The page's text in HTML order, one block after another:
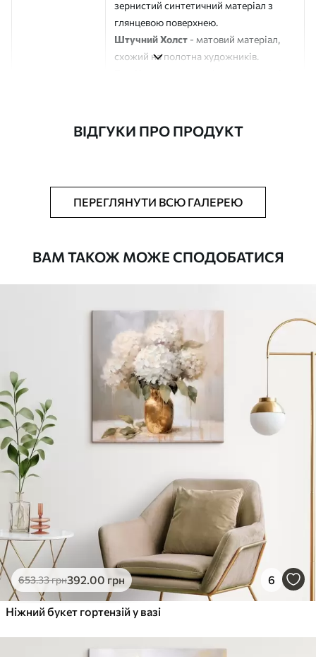
зернистий синтетичний матеріал з
глянцевою поверхнею.
Штучний Холст - матовий матеріал,
схожий на полотна художників.
Додатково Можна додати лакове покриття.
Від290.00грн
Яскраві, насичені кольори
Стійкість до вицвітання
Безпечне чорнило без запаху
Поверхня з текстурою полотна
✗ Екологічний матеріал
Преміум
Від363
✓Яскраві, насичені кольори
✓Стійкість до вицвітання
✓ Безпечне чорнило без запаху
✓ Поверхня з текстурою полотна
✗Екологічний матеріал
Еко-Преміум
.00грн
✓Яскраві, насичені кольори
ВІДГУКИ ПРО ПРОДУКТ
ПЕРЕГЛЯНУТИ ВСЮ ГАЛЕРЕЮ
ВАМ ТАКОЖ МОЖЕ СПОДОБАТИСЯ
653.33грн392.00 грн 6
Ніжний букет гортензій у вазі